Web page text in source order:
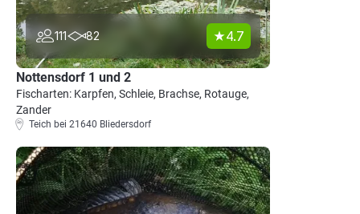
111 82 4.7
Nottensdorf 1 und 2
Fischarten: Karpfen, Schleie, Brachse, Rotauge,
Zander
Teich bei 21640 Bliedersdorf